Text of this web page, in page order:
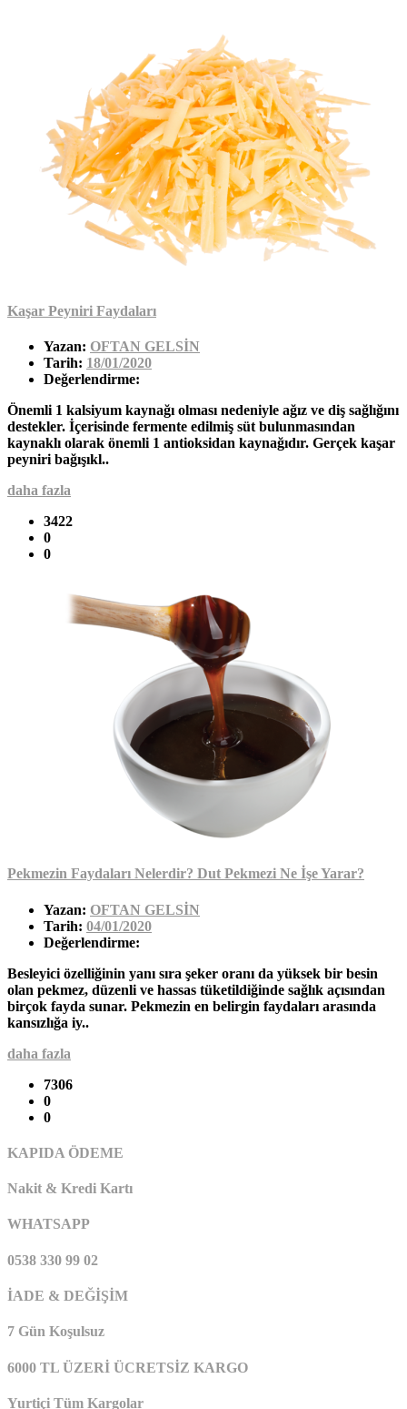
Kaşar Peyniri Faydaları
Yazan: OFTAN GELSİN
Tarih: 18/01/2020
Değerlendirme:
Önemli 1 kalsiyum kaynağı olması nedeniyle ağız ve diş sağlığını
destekler. İçerisinde fermente edilmiş süt bulunmasından
kaynaklı olarak önemli 1 antioksidan kaynağıdır. Gerçek kaşar
peyniri bağışıkl..
daha fazla
3422
0
0
Pekmezin Faydaları Nelerdir? Dut Pekmezi Ne İşe Yarar?
Yazan: OFTAN GELSİN
Tarih: 04/01/2020
Değerlendirme:
Besleyici özelliğinin yanı sıra şeker oranı da yüksek bir besin
olan pekmez, düzenli ve hassas tüketildiğinde sağlık açısından
birçok fayda sunar. Pekmezin en belirgin faydaları arasında
kansızlığa iy..
daha fazla
7306
0
0
KAPIDA ÖDEME
Nakit & Kredi Kartı
WHATSAPP
0538 330 99 02
İADE & DEĞİŞİM
7 Gün Koşulsuz
6000 TL ÜZERİ ÜCRETSİZ KARGO
Yurtiçi Tüm Kargolar